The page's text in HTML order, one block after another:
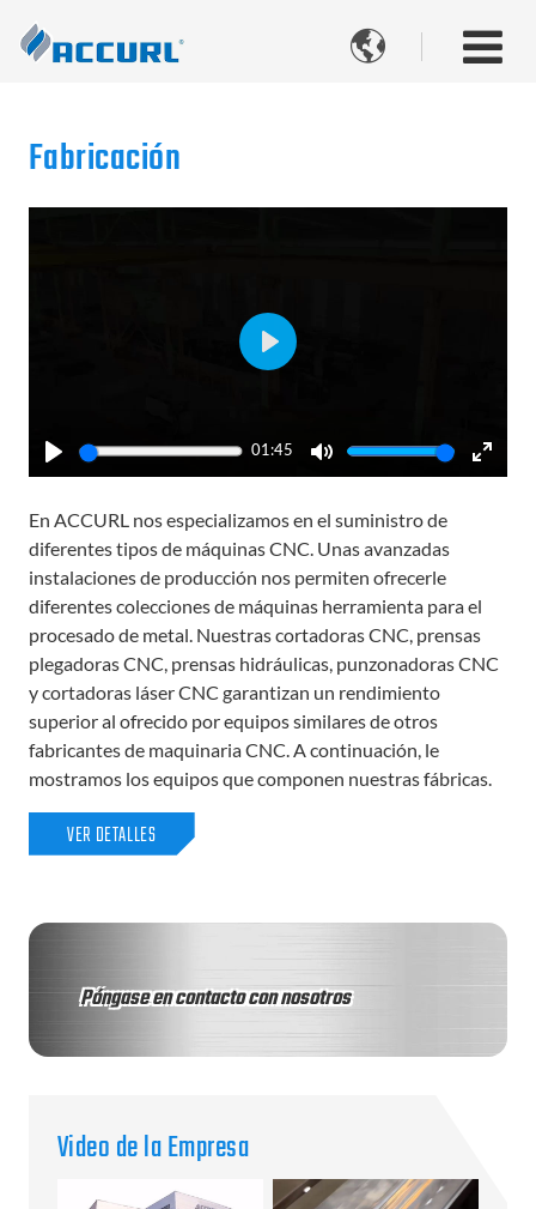

Fabricación
Play
01:45
Mute
Enter
Play
En ACCURL nos especializamos en el suministro de
diferentes tipos de máquinas CNC. Unas avanzadas
instalaciones de producción nos permiten ofrecerle
diferentes colecciones de máquinas herramienta para el
procesado de metal. Nuestras cortadoras CNC, prensas
plegadoras CNC, prensas hidráulicas, punzonadoras CNC
y cortadoras láser CNC garantizan un rendimiento
superior al ofrecido por equipos similares de otros
fabricantes de maquinaria CNC. A continuación, le
mostramos los equipos que componen nuestras fábricas.
VER DETALLES
Póngase en contacto con nosotros
Video de la Empresa